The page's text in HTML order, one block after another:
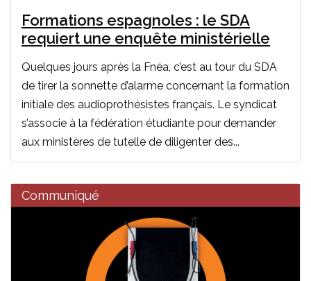
Formations espagnoles : le SDA
requiert une enquête ministérielle
Quelques jours après la Fnéa, c’est au tour du SDA
de tirer la sonnette d’alarme concernant la formation
initiale des audioprothésistes français. Le syndicat
s’associe à la fédération étudiante pour demander
aux ministères de tutelle de diligenter des...
Communiqué